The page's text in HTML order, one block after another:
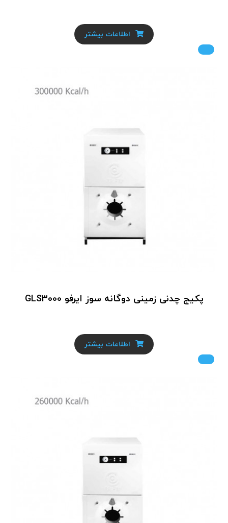
اطلاعات بیشتر
پکیج چدنی زمینی دوگانه سوز ایرفو GLS3000
اطلاعات بیشتر